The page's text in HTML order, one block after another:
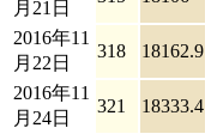
月21日
2016年11
月22日
318 18162.9
2016年11
月24日
321 18333.4